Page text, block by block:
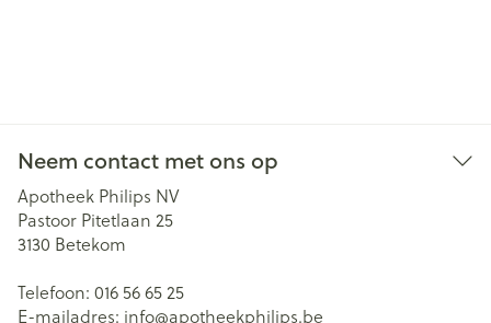
Neem contact met ons op
Apotheek Philips NV
Pastoor Pitetlaan 25
3130 Betekom
Telefoon: 016 56 65 25
E-mailadres: info@apotheekphilips.be